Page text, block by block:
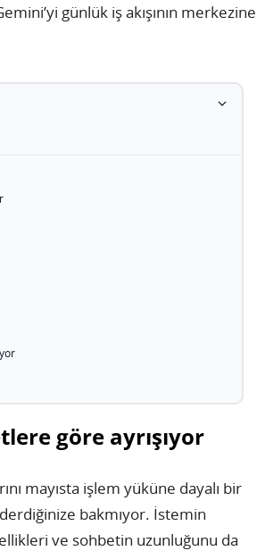
günlük iş akışının merkezine
göre ayrışıyor
mayısta işlem yüküne dayalı bir
bakmıyor. İstemin
ve sohbetin uzunluğunu da